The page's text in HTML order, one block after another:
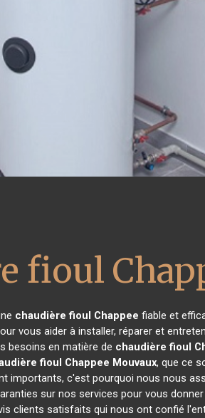
fioul
chaudière fioul Chappee fiable et
vous aider à installer, réparer et
besoins en matière de chaudière fioul
fioul Chappee Mouvaux, que ce
importants, c'est pourquoi nous nous
sur nos services pour vous
clients satisfaits qui nous ont confié